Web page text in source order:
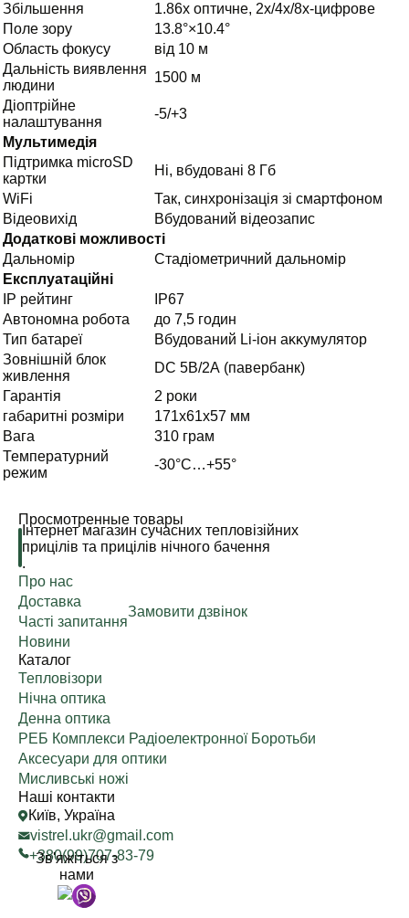
Збільшення
1.86х оптичне, 2х/4х/8х-цифрове
Поле зору
13.8°×10.4°
Область фокусу
від 10 м
Дальність виявлення
людини
1500 м
Діоптрійне
налаштування
-5/+3
Мультимедія
Підтримка microSD
картки
Ні, вбудовані 8 Гб
WiFi
Так, синхронізація зі смартфоном
Відеовихід
Вбудований відеозапис
Додаткові можливості
Дальномір
Cтадіометричний дальномір
Експлуатаційні
IP рейтинг
IP67
Автономна робота
до 7,5 годин
Тип батареї
Вбудований Lі-іон aĸĸyмулятор
Зовнішній блок
живлення
DC 5В/2А (павербанк)
Гарантія
2 роки
габаритні розміри
171х61х57 мм
Вага
310 грам
Температурний
режим
-30°C…+55°
Просмотренные товары
Інтернет магазин сучасних тепловізійних
прицілів та прицілів нічного бачення
.
Про нас
Доставка
Часті запитання
Новини
Замовити дзвінок
Каталог
Тепловізори
Нічна оптика
Денна оптика
РЕБ Комплекси Радіоелектронної Боротьби
Аксесуари для оптики
Мисливські ножі
Наші контакти
Київ, Україна
vistrel.ukr@gmail.com
+380(99)707-83-79
Зв'яжіться з
нами